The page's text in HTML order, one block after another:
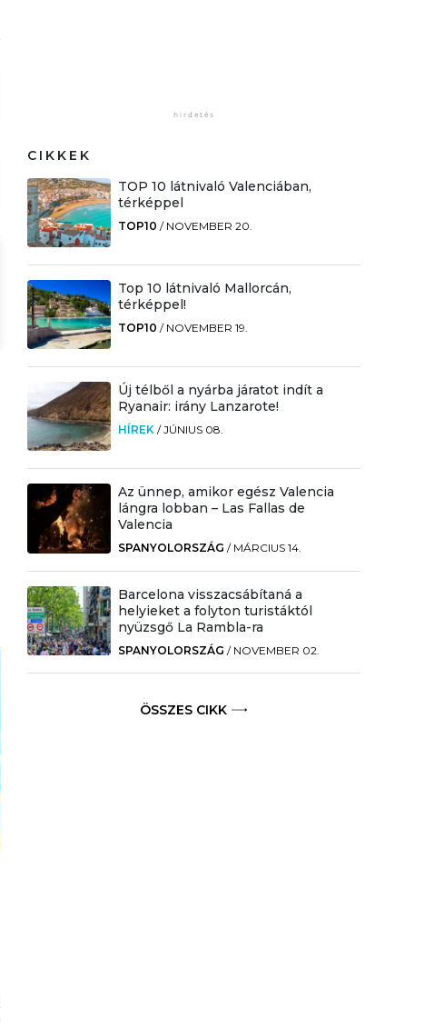
CIKKEK
TOP 10 látnivaló Valenciában,
térképpel
TOP10 / NOVEMBER 20.
Top 10 látnivaló Mallorcán,
térképpel!
TOP10 / NOVEMBER 19.
Új télből a nyárba járatot indít a
Ryanair: irány Lanzarote!
HÍREK /JÚNIUS 08.
Az ünnep, amikor egész Valencia
lángra lobban – Las Fallas de
Valencia
SPANYOLORSZÁG / MÁRCIUS 14.
Barcelona visszacsábítaná a
helyieket a folyton turistáktól
nyüzsgő La Rambla-ra
SPANYOLORSZÁG / NOVEMBER 02.
ÖSSZES CIKK